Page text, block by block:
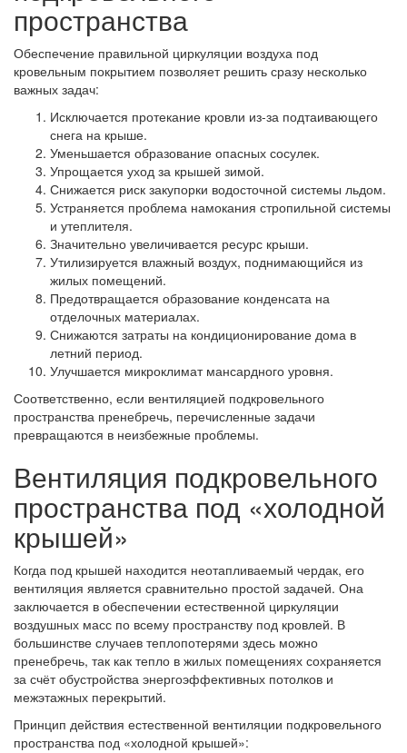
пространства
Обеспечение правильной циркуляции воздуха под
кровельным покрытием позволяет решить сразу несколько
важных задач:
Исключается протекание кровли из-за подтаивающего
снега на крыше.
Уменьшается образование опасных сосулек.
Упрощается уход за крышей зимой.
Снижается риск закупорки водосточной системы льдом.
Устраняется проблема намокания стропильной системы
и утеплителя.
Значительно увеличивается ресурс крыши.
Утилизируется влажный воздух, поднимающийся из
жилых помещений.
Предотвращается образование конденсата на
отделочных материалах.
Снижаются затраты на кондиционирование дома в
летний период.
Улучшается микроклимат мансардного уровня.
Соответственно, если вентиляцией подкровельного
пространства пренебречь, перечисленные задачи
превращаются в неизбежные проблемы.
Вентиляция подкровельного
пространства под «холодной
крышей»
Когда под крышей находится неотапливаемый чердак, его
вентиляция является сравнительно простой задачей. Она
заключается в обеспечении естественной циркуляции
воздушных масс по всему пространству под кровлей. В
большинстве случаев теплопотерями здесь можно
пренебречь, так как тепло в жилых помещениях сохраняется
за счёт обустройства энергоэффективных потолков и
межэтажных перекрытий.
Принцип действия естественной вентиляции подкровельного
пространства под «холодной крышей»: